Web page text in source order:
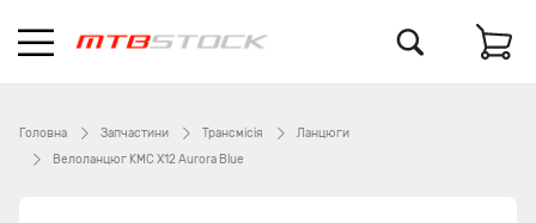
Головна Запчастини Трансмісія
Ланцюги
Велоланцюг KMC X12 Aurora Blue